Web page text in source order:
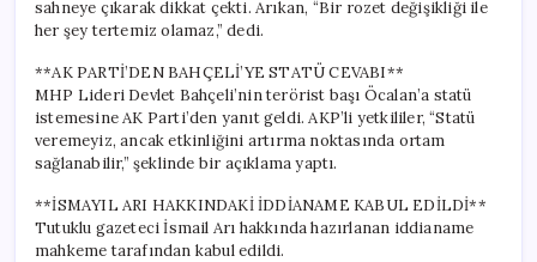
sahneye çıkarak dikkat çekti. Arıkan, “Bir rozet değişikliği ile
her şey tertemiz olamaz,” dedi.
**AK PARTİ’DEN BAHÇELİ’YE STATÜ CEVABI**
MHP Lideri Devlet Bahçeli’nin terörist başı Öcalan’a statü
istemesine AK Parti’den yanıt geldi. AKP’li yetkililer, “Statü
veremeyiz, ancak etkinliğini artırma noktasında ortam
sağlanabilir,” şeklinde bir açıklama yaptı.
**İSMAYIL ARI HAKKINDAKİ İDDİANAME KABUL EDİLDİ**
Tutuklu gazeteci İsmail Arı hakkında hazırlanan iddianame
mahkeme tarafından kabul edildi.